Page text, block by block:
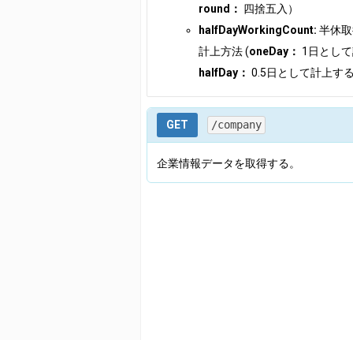
round： 四捨五入）
halfDayWorkingCount: 半休
計上方法 (oneDay： 1日とし
halfDay： 0.5日として計上す
GET /company
企業情報データを取得する。